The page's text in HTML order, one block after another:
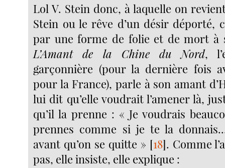
Lol V. Stein donc, à laquelle on
Stein ou le rêve d’un désir déporté,
par une forme de folie et de mort à
L’Amant de la Chine du Nord,
garçonnière (pour la dernière fois
pour la France), parle à son amant
lui dit qu’elle voudrait l’amener là,
qu’il la prenne : « Je voudrais
prennes comme si je te la
avant qu’on se quitte » [18]. Comme
pas, elle insiste, elle explique :